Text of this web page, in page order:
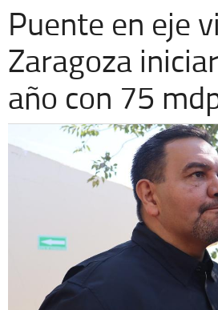
Cronos
Economía
Espectáculos
Extra +
Puente en eje
Zaragoza
año con 75